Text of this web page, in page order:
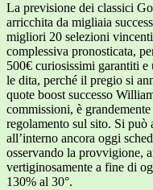
La previsione dei classici
arricchita da migliaia
migliori 20 selezioni
complessiva pronosticata,
500€ curiosissimi garantiti e
le dita, perché il pregio si
quote boost successo
commissioni, è
regolamento sul sito. Si può
all’interno ancora oggi
osservando la provvigione,
vertiginosamente a fine di
130% al 30°.